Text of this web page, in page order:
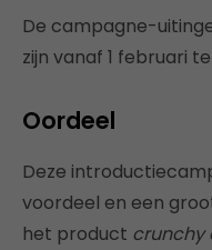
De campagne-
zijn vanaf 1 februari
Oordeel
Deze
voordeel en een
het product crunchy